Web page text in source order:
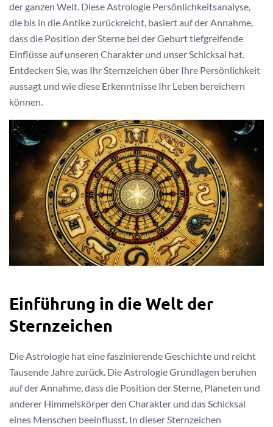
der ganzen Welt. Diese Astrologie Persönlichkeitsanalyse,
die bis in die Antike zurückreicht, basiert auf der Annahme,
dass die Position der Sterne bei der Geburt tiefgreifende
Einflüsse auf unseren Charakter und unser Schicksal hat.
Entdecken Sie, was Ihr Sternzeichen über Ihre Persönlichkeit
aussagt und wie diese Erkenntnisse Ihr Leben bereichern
können.
Einführung in die Welt der
Sternzeichen
Die Astrologie hat eine faszinierende Geschichte und reicht
Tausende Jahre zurück. Die Astrologie Grundlagen beruhen
auf der Annahme, dass die Position der Sterne, Planeten und
anderer Himmelskörper den Charakter und das Schicksal
eines Menschen beeinflusst. In dieser Sternzeichen